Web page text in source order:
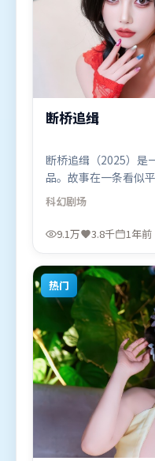
断桥追缉
断桥追缉（2025）是
品。故事在一条看似
物被迫直面过去与现
间与节奏，文戏部分
内执导，咏梅、宋康
地区首映上线，适合
科幻剧场
9.1万 3.8千 1年前
热门